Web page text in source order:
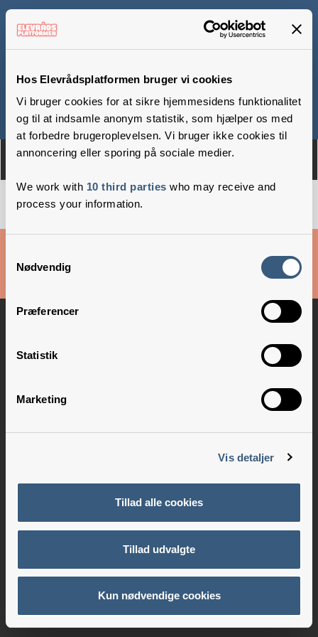
Hos Elevrådsplatformen bruger vi cookies
Vi bruger cookies for at sikre hjemmesidens funktionalitet
og til at indsamle anonym statistik, som hjælper os med
at forbedre brugeroplevelsen. Vi bruger ikke cookies til
annoncering eller sporing på sociale medier.
We work with 10 third parties who may receive and
process your information.
Nødvendig
Præferencer
Statistik
Marketing
Vis detaljer
Tillad alle cookies
Tillad udvalgte
Kun nødvendige cookies
Om Medlemmer